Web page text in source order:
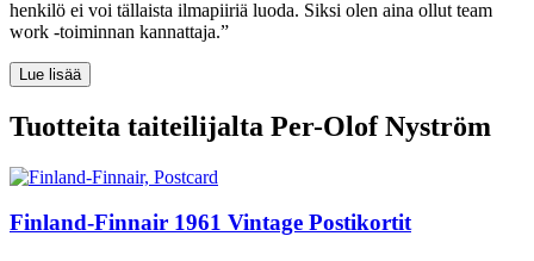
henkilö ei voi tällaista ilmapiiriä luoda. Siksi olen aina ollut team
work -toiminnan kannattaja.”
Lue lisää
Tuotteita taiteilijalta Per-Olof Nyström
Finland-Finnair 1961 Vintage Postikortit